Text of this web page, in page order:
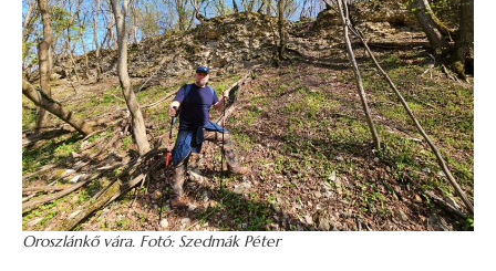
Oroszlánkő vára. Fotó: Szedmák Péter